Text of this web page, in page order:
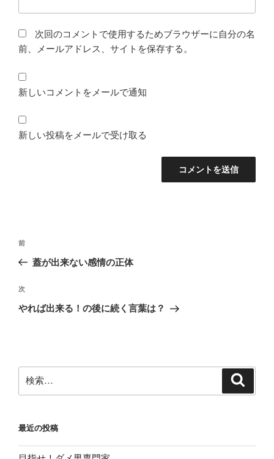
次回のコメントで使用するためブラウザーに自分の名
前、メールアドレス、サイトを保存する。
新しいコメントをメールで通知
新しい投稿をメールで受け取る
投
ビ
ゲ
ン
前
の
稿
前
蓋が出来ない感情の正体
次
の
次
やれば出来る！の後に続く言葉は？
索:
最近の投稿